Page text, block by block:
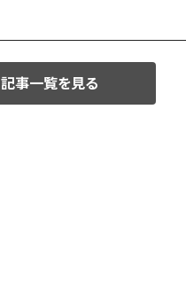
記事一覧を見る